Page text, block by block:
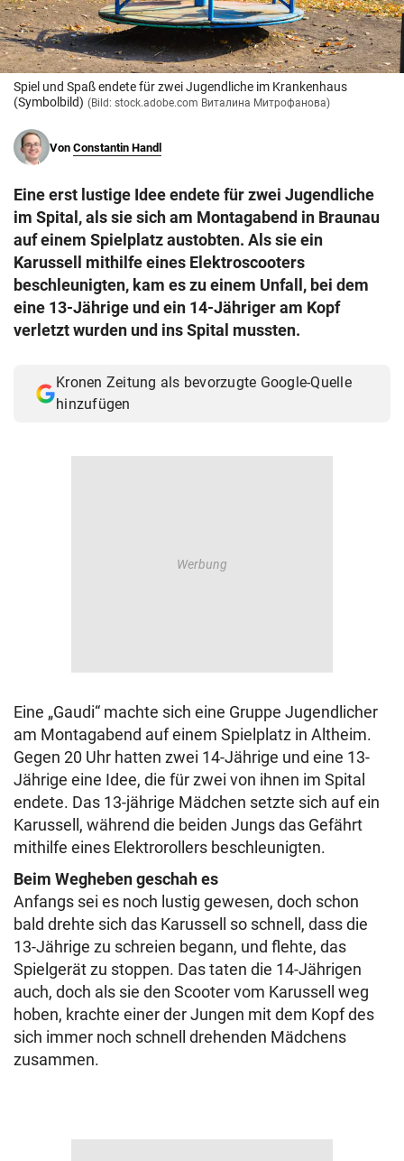
© Krone Multimedia GmbH & Co KG 2026
Muthgasse 2, 1190 Wien
Spiel und Spaß endete für zwei Jugendliche im Krankenhaus
(Symbolbild) (Bild: stock.adobe.com Виталина Митрофанова)
Von Constantin Handl
Eine erst lustige Idee endete für zwei Jugendliche
im Spital, als sie sich am Montagabend in Braunau
auf einem Spielplatz austobten. Als sie ein
Karussell mithilfe eines Elektroscooters
beschleunigten, kam es zu einem Unfall, bei dem
eine 13-Jährige und ein 14-Jähriger am Kopf
verletzt wurden und ins Spital mussten.
Kronen Zeitung als bevorzugte Google-Quelle
hinzufügen
Eine „Gaudi“ machte sich eine Gruppe Jugendlicher
am Montagabend auf einem Spielplatz in Altheim.
Gegen 20 Uhr hatten zwei 14-Jährige und eine 13-
Jährige eine Idee, die für zwei von ihnen im Spital
endete. Das 13-jährige Mädchen setzte sich auf ein
Karussell, während die beiden Jungs das Gefährt
mithilfe eines Elektrorollers beschleunigten.
Beim Wegheben geschah es
Anfangs sei es noch lustig gewesen, doch schon
bald drehte sich das Karussell so schnell, dass die
13-Jährige zu schreien begann, und flehte, das
Spielgerät zu stoppen. Das taten die 14-Jährigen
auch, doch als sie den Scooter vom Karussell weg
hoben, krachte einer der Jungen mit dem Kopf des
sich immer noch schnell drehenden Mädchens
zusammen.